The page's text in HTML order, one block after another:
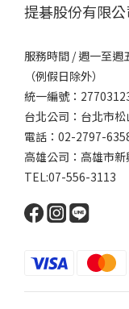
提碁股份有限公
服務時間 / 週一至
（例假日除外）
統一編號：
台北公司：台北市
電話：02-2797-
高雄公司：高雄市
TEL:07-556-3113